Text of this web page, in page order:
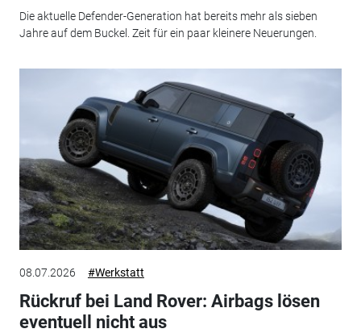
Die aktuelle Defender-Generation hat bereits mehr als sieben
Jahre auf dem Buckel. Zeit für ein paar kleinere Neuerungen.
08.07.2026 #Werkstatt
Rückruf bei Land Rover: Airbags lösen
eventuell nicht aus